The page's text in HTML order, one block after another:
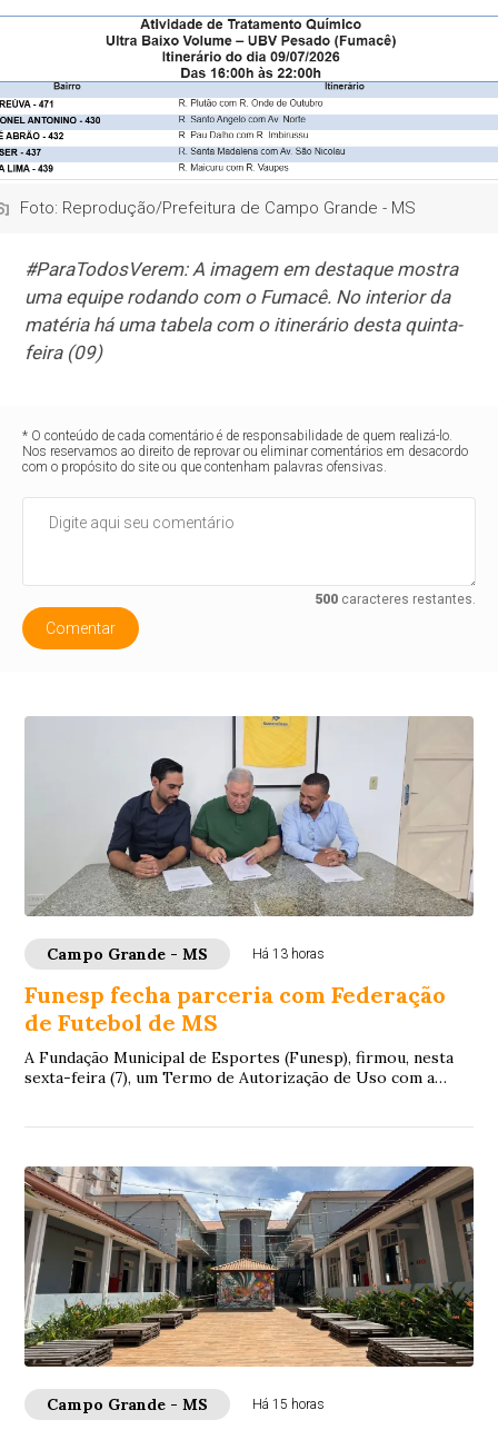
Foto: Reprodução/Prefeitura de Campo Grande - MS
#ParaTodosVerem: A imagem em destaque mostra
uma equipe rodando com o Fumacê. No interior da
matéria há uma tabela com o itinerário desta quinta-
feira (09)
* O conteúdo de cada comentário é de responsabilidade de quem realizá-lo.
Nos reservamos ao direito de reprovar ou eliminar comentários em desacordo
com o propósito do site ou que contenham palavras ofensivas.
500caracteres restantes.
Comentar
Campo Grande - MS Há 13 horas
Funesp fecha parceria com Federação
de Futebol de MS
A Fundação Municipal de Esportes (Funesp), firmou, nesta
sexta-feira (7), um Termo de Autorização de Uso com a
Campo Grande - MS Há 15 horas